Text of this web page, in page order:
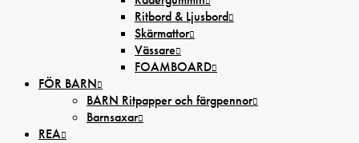
Ritbord & Ljusbord
Skärmattor
Vässare
FOAMBOARD
FÖR BARN
BARN Ritpapper och färgpennor
Barnsaxar
REA